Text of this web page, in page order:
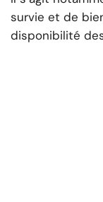
survie et de
disponibilité